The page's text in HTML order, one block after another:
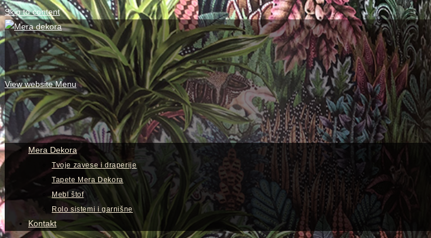
Skip to content
View website Menu
Mera Dekora
Tvoje zavese i draperije
Tapete Mera Dekora
Mebl štof
Rolo sistemi i garnišne
Kontakt